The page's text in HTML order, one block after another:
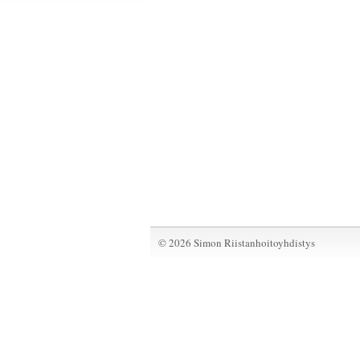
©2026 Simon Riistanhoitoyhdistys